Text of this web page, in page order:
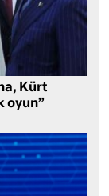
Kürt
oyun”